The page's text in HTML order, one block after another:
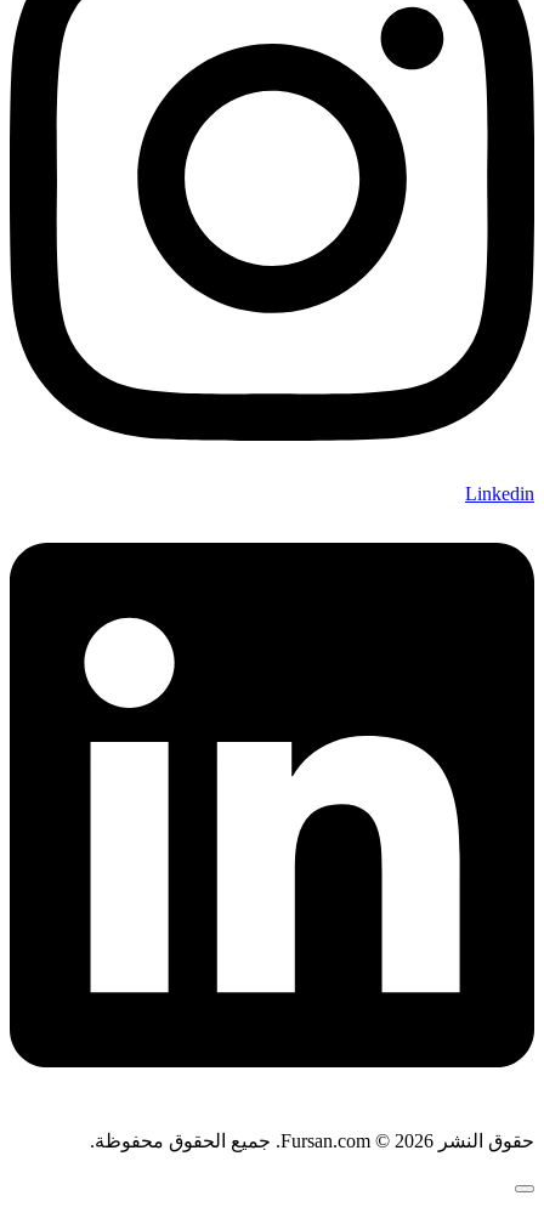
Linkedin
حقوق النشر Fursan.com © 2026. جميع الحقوق محفوظة.